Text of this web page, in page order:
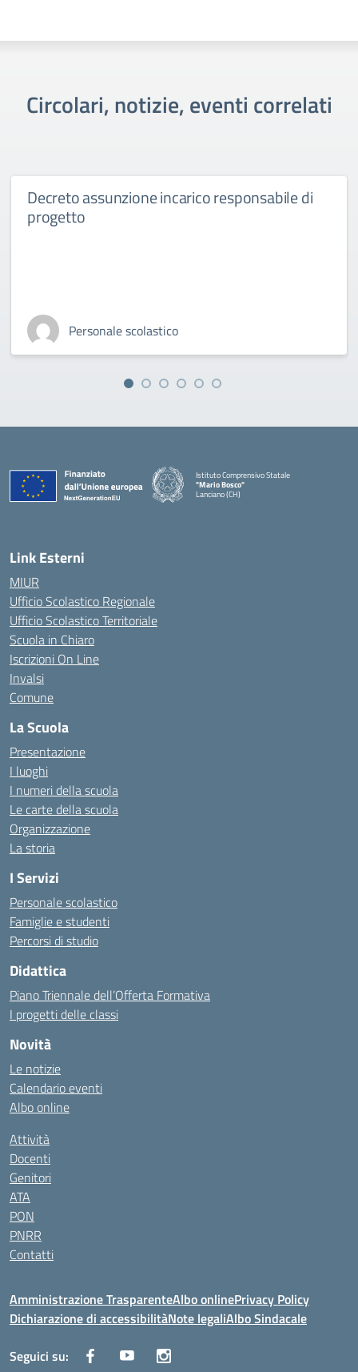
Circolari, notizie, eventi correlati
Decreto assunzione incarico responsabile di
progetto
Personale scolastico
Istituto Comprensivo Statale
"Mario Bosco"
Lanciano (CH)
Link Esterni
MIUR
Ufficio Scolastico Regionale
Ufficio Scolastico Territoriale
Scuola in Chiaro
Iscrizioni On Line
Invalsi
Comune
La Scuola
Presentazione
I luoghi
I numeri della scuola
Le carte della scuola
Organizzazione
La storia
I Servizi
Personale scolastico
Famiglie e studenti
Percorsi di studio
Didattica
Piano Triennale dell’Offerta Formativa
I progetti delle classi
Novità
Le notizie
Calendario eventi
Albo online
Attività
Docenti
Genitori
ATA
PON
PNRR
Contatti
Amministrazione TrasparenteAlbo onlinePrivacy Policy
Dichiarazione di accessibilitàNote legaliAlbo Sindacale
Seguici su: